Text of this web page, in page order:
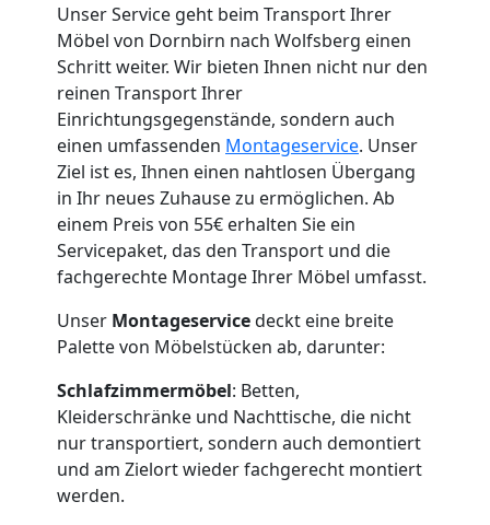
Unser Service geht beim Transport Ihrer
Möbel von Dornbirn nach Wolfsberg einen
Schritt weiter. Wir bieten Ihnen nicht nur den
reinen Transport Ihrer
Einrichtungsgegenstände, sondern auch
einen umfassenden Montageservice. Unser
Ziel ist es, Ihnen einen nahtlosen Übergang
in Ihr neues Zuhause zu ermöglichen. Ab
einem Preis von 55€ erhalten Sie ein
Servicepaket, das den Transport und die
fachgerechte Montage Ihrer Möbel umfasst.
Unser Montageservicedeckt eine breite
Palette von Möbelstücken ab, darunter:
Schlafzimmermöbel: Betten,
Kleiderschränke und Nachttische, die nicht
nur transportiert, sondern auch demontiert
und am Zielort wieder fachgerecht montiert
werden.
Umzugshelfer